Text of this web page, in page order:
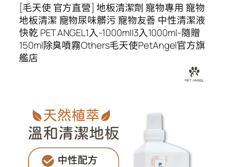
[毛天使 官方直營] 地板清潔劑 寵物專用 寵物
地板清潔 寵物尿味髒污 寵物友善 中性清潔液
快乾 PET ANGEL1入-1000ml|3入1000ml-隨贈
150ml除臭噴霧Others毛天使PetAngel官方旗
艦店